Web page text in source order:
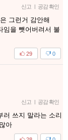
신고 | 공감 확인
그런거 감안해
임을 뺏어버려서 불
0
29
신고 | 공감 확인
러 쓰지 말라는 소리
아